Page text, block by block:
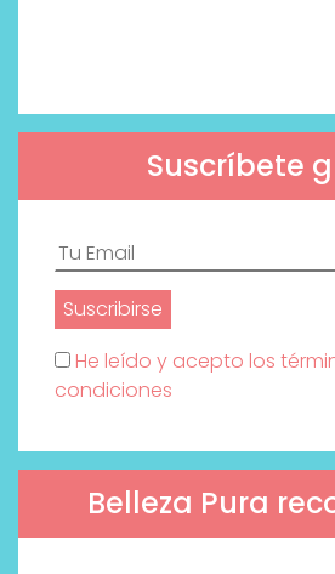
Suscríbete
He leído y acepto los
condiciones
Belleza Pura